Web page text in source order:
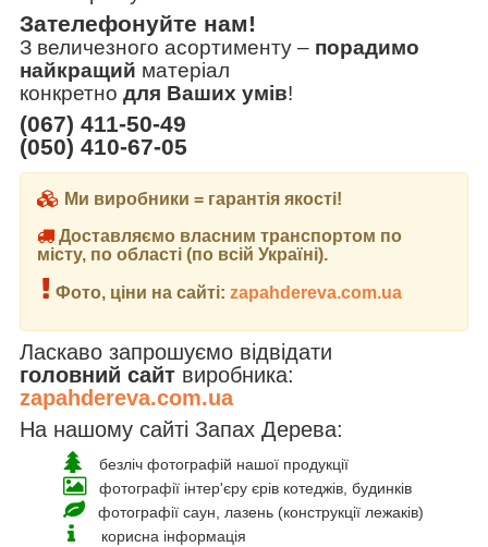
Зателефонуйте нам!
З величезного асортименту – порадимо
найкращий матеріал
конкретно для Ваших умів!
(067) 411-50-49
(050) 410-67-05
Ми виробники = гарантія якості!
Доставляємо власним транспортом по
місту, по області (по всій Україні).
Фото, ціни на сайті: zapahdereva.com.ua
Ласкаво запрошуємо відвідати
головний сайт виробника:
zapahdereva.com.ua
На нашому сайті Запах Дерева:
безліч фотографій нашої продукції
фотографії інтер'єру єрів котеджів, будинків
фотографії саун, лазень (конструкції лежаків)
корисна інформація